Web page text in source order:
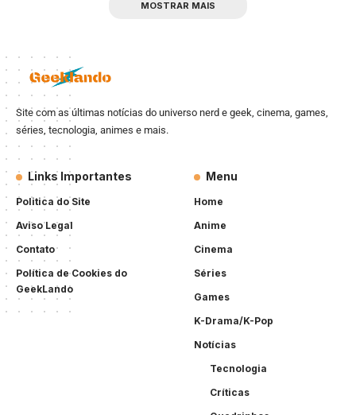
MOSTRAR MAIS
Site com as últimas notícias do universo nerd e geek, cinema, games,
séries, tecnologia, animes e mais.
Links Importantes
Politica do Site
Aviso Legal
Contato
Política de Cookies do
GeekLando
Menu
Home
Anime
Cinema
Séries
Games
K-Drama/K-Pop
Notícias
Tecnologia
Críticas